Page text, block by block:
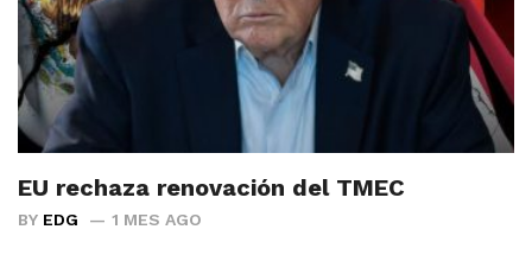
EU rechaza renovación del TMEC
BY EDG 1 MES AGO